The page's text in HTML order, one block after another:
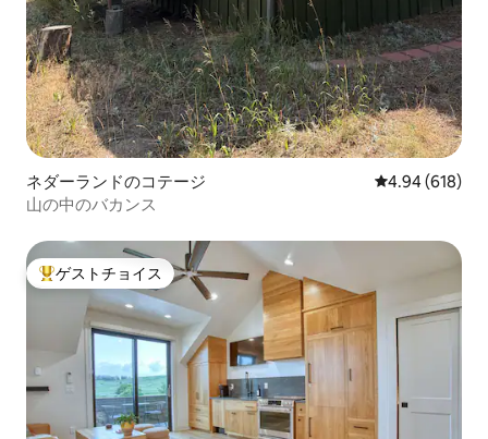
ネダーランドのコテージ レビュー618
4.94 (618)
山の中のバカンス
大好評のゲストチョイスです。
ゲストチョイス